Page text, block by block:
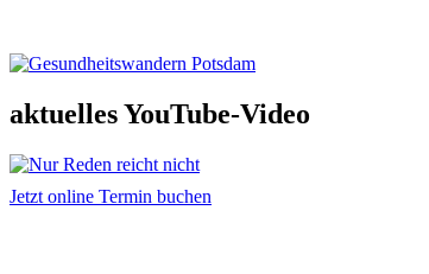
aktuelles YouTube-Video
Jetzt online Termin buchen